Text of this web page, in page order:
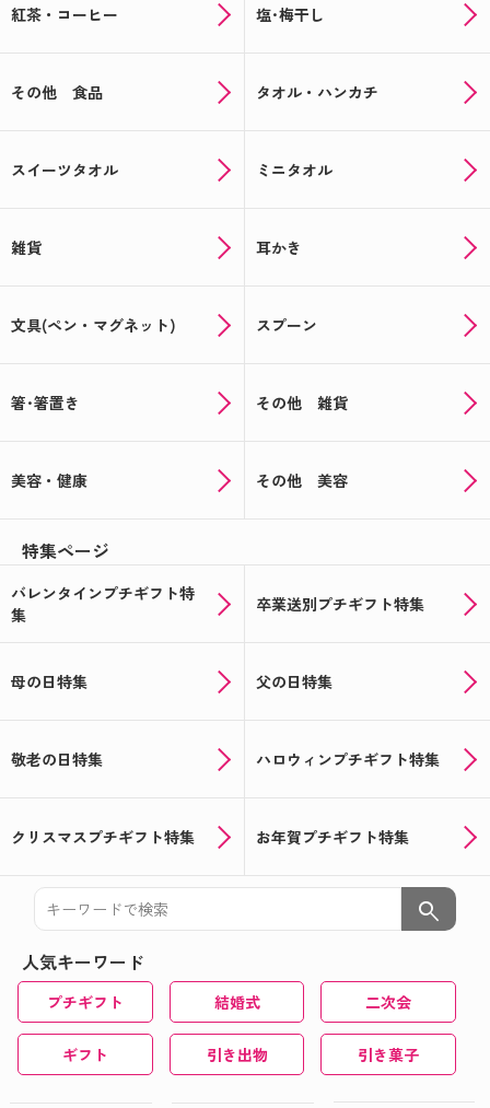
紅茶・コーヒー 塩･梅干し
その他 食品 タオル・ハンカチ
スイーツタオル ミニタオル
雑貨 耳かき
文具(ペン・マグネット) スプーン
箸･箸置き その他 雑貨
美容・健康 その他 美容
特集ページ
バレンタインプチギフト特
集
卒業送別プチギフト特集
母の日特集 父の日特集
敬老の日特集 ハロウィンプチギフト特集
クリスマスプチギフト特集 お年賀プチギフト特集
search
人気キーワード
プチギフト 結婚式 二次会
ギフト 引き出物 引き菓子